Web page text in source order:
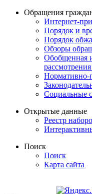
Обращения
Интернет-
Порядок и
Порядок
Обзоры
Обобщенная
Нормативно-
Социальные
Открытые данные
Реестр
Поиск
Поиск
Карта сайта